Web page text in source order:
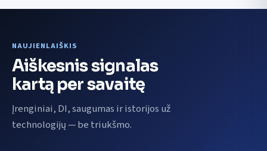
NAUJIENLAIŠKIS
Aiškesnis signalas
kartą per savaitę
Įrenginiai, DI, saugumas ir istorijos už
technologijų — be triukšmo.